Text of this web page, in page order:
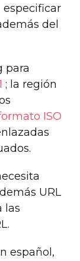
especificar
del
para
; la región
ISO
URL
las
español,